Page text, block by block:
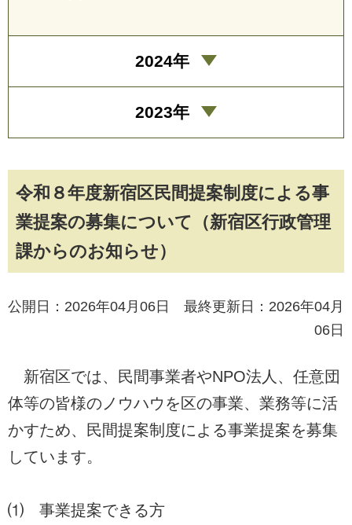
令和８年度新宿区民間提案制度による事
業提案の募集について（新宿区行政管理
課からのお知らせ）
公開日：2026年04月06日 最終更新日：2026年04月
06日
新宿区では、民間事業者やNPO法人、任意団
体等の皆様のノウハウを区の事業、業務等に活
かすため、民間提案制度による事業提案を募集
しています。
⑴ 事業提案できる方
2024年
2023年